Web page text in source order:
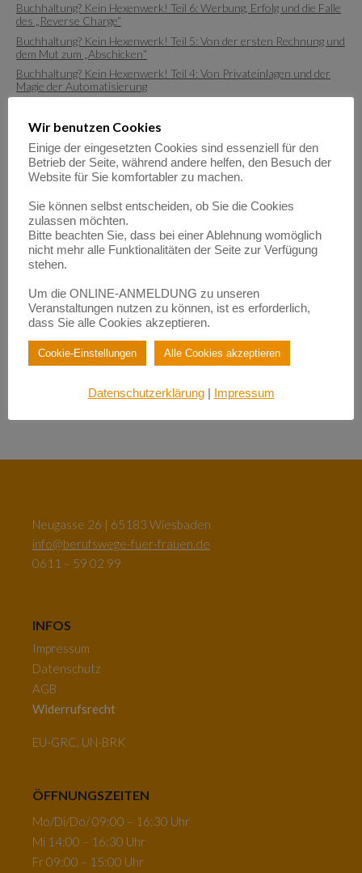
Buchhaltung? Kein Hexenwerk! Teil 6: Werbung, Erfolg und die Falle
des „Reverse Charge“
Buchhaltung? Kein Hexenwerk! Teil 5: Von der ersten Rechnung und
dem Mut zum „Abschicken“
Buchhaltung? Kein Hexenwerk! Teil 4: Von Privateinlagen und der
Magie der Automatisierung
Neueste Kommentare
werden | BerufsWege für Frauen e.V.
zuEigenlob stimmt!
Empowerment durch Mentoring: Wie Migrantinnen gestärkt
werden | BerufsWege für Frauen e.V.
zuFundraisende – die „Eier-legenden Woll-Milch-Säue“
werden | BerufsWege für Frauen e.V.
zuFemale Empowerment im Main Kinzig Kreis
Be happy – so werden Sie glücklich im Beruf!| BerufsWege für
Frauen e.V.
Eigenlob stimmt!
Female Empowerment im Main Kinzig Kreis
Neugasse 26 | 65183 Wiesbaden
info@berufswege-fuer-frauen.de
0611 – 59 02 99
INFOS
Impressum
Datenschutz
AGB
Widerrufsrecht
EU-GRC, UN-BRK
ÖFFNUNGSZEITEN
Mo/Di/Do/ 09:00 – 16:30 Uhr
Mi 14:00 – 16:30 Uhr
Fr 09:00 – 15:00 Uhr
Wir benutzen Cookies
Einige der eingesetzten Cookies sind essenziell für den
Betrieb der Seite, während andere helfen, den Besuch der
Website für Sie komfortabler zu machen.
Sie können selbst entscheiden, ob Sie die Cookies
zulassen möchten.
Bitte beachten Sie, dass bei einer Ablehnung womöglich
nicht mehr alle Funktionalitäten der Seite zur Verfügung
stehen.
Um die ONLINE-ANMELDUNG zu unseren
Veranstaltungen nutzen zu können, ist es erforderlich,
dass Sie alle Cookies akzeptieren.
Cookie-Einstellungen Alle Cookies akzeptieren
Datenschutzerklärung| Impressum